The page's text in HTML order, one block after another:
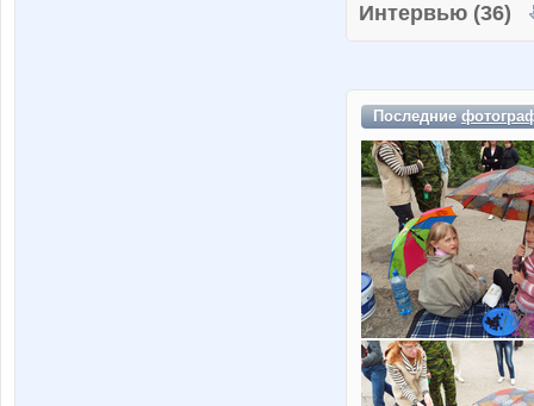
Интервью (36)
Последние